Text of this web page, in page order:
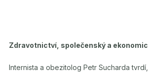
Zdravotnictví, společenský a
Internista a obezitolog Petr Sucharda